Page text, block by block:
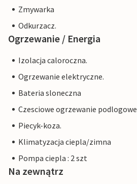
Zmywarka
Odkurzacz.
Ogrzewanie / Energia
Izolacja caloroczna.
Ogrzewanie elektryczne.
Bateria sloneczna
Czesciowe ogrzewanie podlogowe
Piecyk-koza.
Klimatyzacja ciepla/zimna
Pompa ciepla : 2 szt
Na zewnątrz